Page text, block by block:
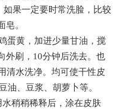
如果一定要时常洗脸，比较
。
蛋黄，加进少量甘油，搅
外刷，10分钟后洗去。也
清水洗净。均可使干性皮
油、豆浆、胡萝卜等。
稍稍稀释后，涂在皮肤